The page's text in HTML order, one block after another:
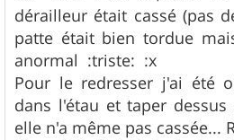
dérailleur était cassé (pas
patte était bien tordue
anormal :triste: :x
Pour le redresser j'ai été
dans l'étau et taper
elle n'a même pas cassée...